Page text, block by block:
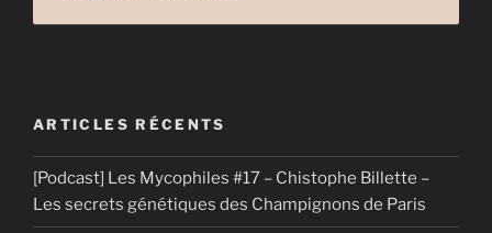
ARTICLES RÉCENTS
[Podcast] Les Mycophiles #17 – Chistophe Billette –
Les secrets génétiques des Champignons de Paris